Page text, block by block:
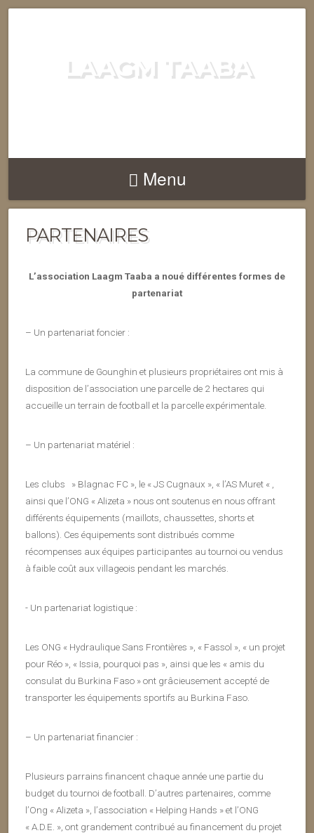
LAAGM TAABA
Menu
PARTENAIRES
L’association Laagm Taaba a noué différentes formes de
partenariat
– Un partenariat foncier :
La commune de Gounghin et plusieurs propriétaires ont mis à
disposition de l’association une parcelle de 2 hectares qui
accueille un terrain de football et la parcelle expérimentale.
– Un partenariat matériel :
Les clubs » Blagnac FC », le « JS Cugnaux », « l’AS Muret « ,
ainsi que l’ONG « Alizeta » nous ont soutenus en nous offrant
différents équipements (maillots, chaussettes, shorts et
ballons). Ces équipements sont distribués comme
récompenses aux équipes participantes au tournoi ou vendus
à faible coût aux villageois pendant les marchés.
​- Un partenariat logistique :
Les ONG « Hydraulique Sans Frontières », « Fassol », « un projet
pour Réo », « Issia, pourquoi pas », ainsi que les « amis du
consulat du Burkina Faso » ont grâcieusement accepté de
transporter les équipements sportifs au Burkina Faso.
– Un partenariat financier :
Plusieurs parrains financent chaque année une partie du
budget du tournoi de football. D’autres partenaires, comme
l’Ong « Alizeta », l’association « Helping Hands » et l’ONG
« A.D.E. », ont grandement contribué au financement du projet